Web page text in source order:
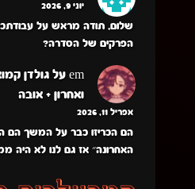
יוני 9, 2026
שלום, תודה מראש על
הפרקים של הסדרה?
em על
ואחרון + אובה
אפריל 11, 2026
הם הכריזו כבר על המשך הם
האחרונה״ אז גם לנו לא היה